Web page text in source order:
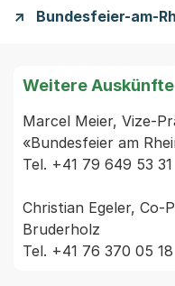
Bundesfeier-am-
Weitere Auskünfte
Marcel Meier, Vize-
«Bundesfeier am
Tel. +41 79 649 53 31
Christian Egeler, Co-
Bruderholz